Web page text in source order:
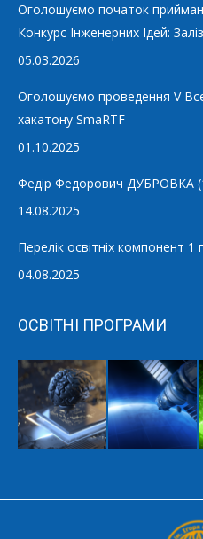
Оголошуємо початок
Конкурс Інженерних Ідей:
05.03.2026
Оголошуємо проведення V
хакатону SmaRTF
01.10.2025
Федір Федорович ДУБРОВКА
14.08.2025
Перелік освітніх компонент 1
04.08.2025
ОСВІТНІ ПРОГРАМИ